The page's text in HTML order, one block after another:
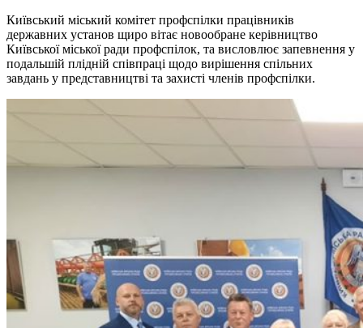
Київський міський комітет профспілки працівників
державних установ щиро вітає новообране керівництво
Київської міської ради профспілок, та висловлює запевнення у
подальшій плідній співпраці щодо вирішення спільних
завдань у представництві та захисті членів профспілки.